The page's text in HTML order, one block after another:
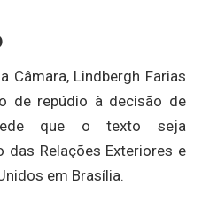
Câmara, Lindbergh Farias
de repúdio à decisão de
que o texto seja
das Relações Exteriores e
em Brasília.